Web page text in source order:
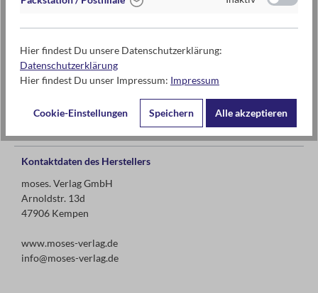
für Erwachsene
Hierbei handelt es sich um einen Artikel mit gebundenem
Kontaktdaten des Herstellers
moses. Verlag GmbH
Arnoldstr. 13d
47906 Kempen
www.moses-verlag.de
info@moses-verlag.de
Hier findest Du unsere Datenschutzerklärung:
Datenschutzerklärung
Hier findest Du unser Impressum: Impressum
Cookie-Einstellungen Speichern Alle akzeptieren